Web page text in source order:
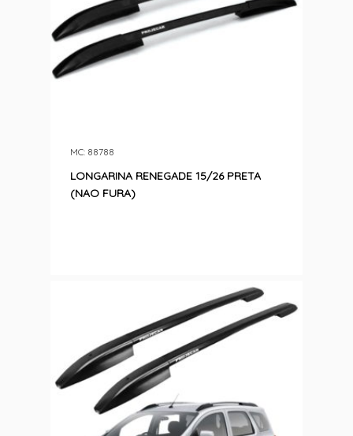
LONGARINA RENEGADE 15/26 PRETA
(NAO FURA)
MC: 88788